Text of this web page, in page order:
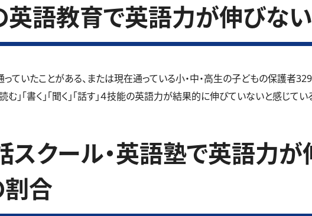
語教育で英語力が伸びな
ていたことがある、または現在通っている小・中・高生の子どもの保護者
む」「書く」「聞く」「話す」４技能の英語力が結果的に伸びていないと感じ
スクール・英語塾で英語力
合